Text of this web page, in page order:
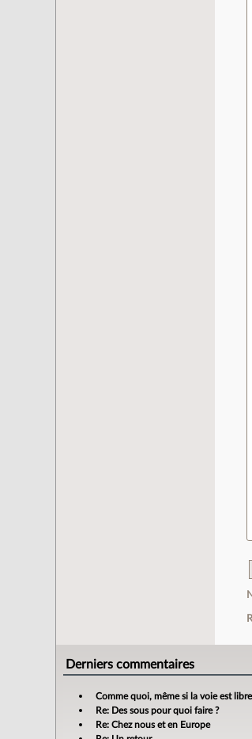
Derniers commentaires
Comme quoi, même si la voie est
Re: Des sous pour quoi faire ?
Re: Chez nous et en Europe